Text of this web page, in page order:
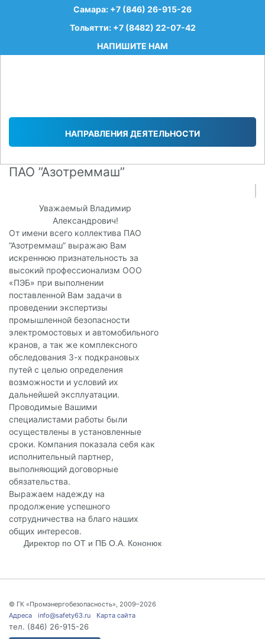
Самара: +7 (846) 26-915-26
Тольятти: +7 (8482) 22-07-42
НАПИШИТЕ НАМ
НАПРАВЛЕНИЯ ДЕЯТЕЛЬНОСТИ
ПАО ”Азотреммаш”
Уважаемый Владимир
Александрович!
От имени всего коллектива ПАО
”Азотреммаш” выражаю Вам
искреннюю признательность за
высокий профессионализм ООО
«ПЭБ» при выполнении
поставленной Вам задачи в
проведении экспертизы
промышленной безопасности
электромостовых и автомобильного
кранов, а так же комплексного
обследования 3-х подкрановых
путей с целью определения
возможности и условий их
дальнейшей эксплуатации.
Проводимые Вашими
специалистами работы были
осуществлены в установленные
сроки. Компания показала себя как
исполнительный партнер,
выполняющий договорные
обязательства.
Выражаем надежду на
продолжение успешного
сотрудничества на благо наших
общих интересов.
Директор по ОТ и ПБ О.А. Кононюк
© ГК «Промэнергобезопасность», 2009–2026
Адреса
info@safety63.ru Карта сайта
тел. (846) 26-915-26